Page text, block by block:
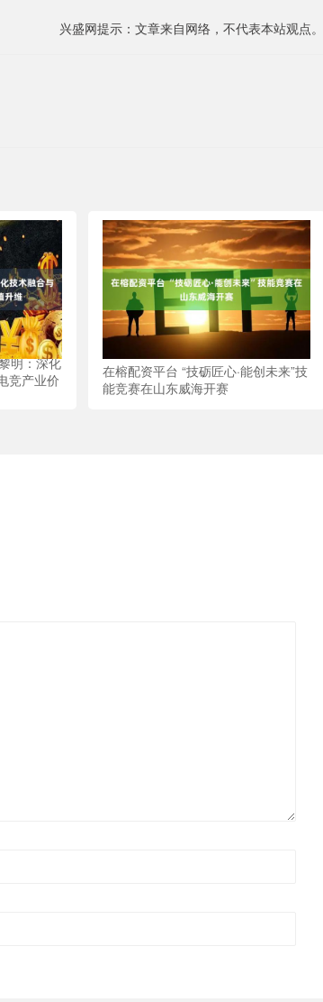
兴盛网提示：文章来自网络，不代表本站观点。
明：深化
竞产业价
在榕配资平台 “技砺匠心·能创未来”技
能竞赛在山东威海开赛